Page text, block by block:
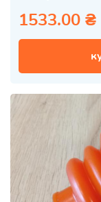
1533.00 ₴